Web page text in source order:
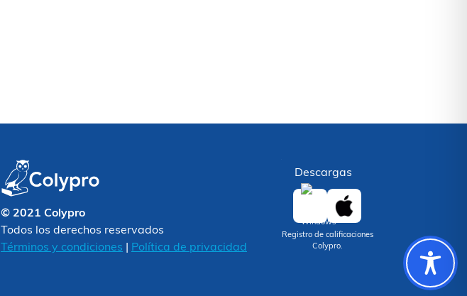
© 2021 Colypro
Todos los derechos reservados
Términos y condiciones
Política de privacidad
Descargas
Registro de calificaciones
Colypro.